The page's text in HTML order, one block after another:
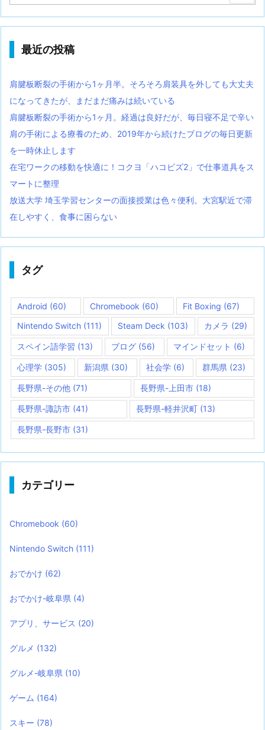
最近の投稿
肩腱板断裂の手術から1ヶ月半。そろそろ肩装具を外しても大丈夫
になってきたが、まだまだ痛みは続いている
肩腱板断裂の手術から1ヶ月。経過は良好だが、毎日寝不足で辛い
肩の手術による療養のため、2019年から続けたブログの毎日更新
を一時休止します
在宅ワークの移動を快適に！コクヨ「ハコビズ2」で仕事道具をス
マートに整理
放送大学 埼玉学習センターの面接授業は色々便利。大宮駅近で滞
在しやすく、食事に困らない
タグ
Android (60) Chromebook (60) Fit Boxing (67)
Nintendo Switch (111) Steam Deck (103) カメラ (29)
スペイン語学習 (13) ブログ (56) マインドセット (6)
心理学 (305) 新潟県 (30) 社会学(6) 群馬県(23)
長野県-その他 (71) 長野県-上田市(18)
長野県-諏訪市 (41) 長野県-軽井沢町 (13)
長野県-長野市 (31)
カテゴリー
Chromebook (60)
Nintendo Switch (111)
おでかけ (62)
おでかけ-岐阜県 (4)
アプリ、サービス (20)
グルメ (132)
グルメ-岐阜県 (10)
ゲーム (164)
スキー (78)